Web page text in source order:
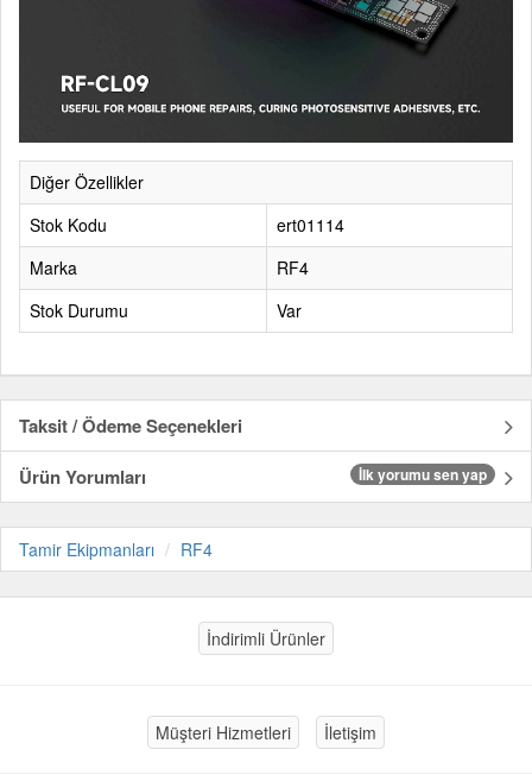
Diğer Özellikler
Stok Kodu
ert01114
Marka
RF4
Stok Durumu
Var
Taksit / Ödeme Seçenekleri
Ürün Yorumları
İlk yorumu sen yap
Tamir Ekipmanları RF4
İndirimli Ürünler
Müşteri Hizmetleri İletişim